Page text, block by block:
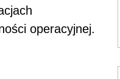
operacyjnej.